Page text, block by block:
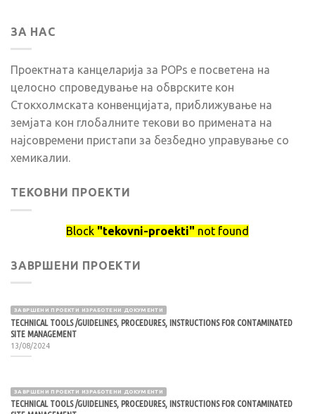
ЗА НАС
Проектната канцеларија за POPs е посветена на
целосно спроведување на обврските кон
Стокхолмската конвенцијата, приближување на
земјата кон глобалните текови во примената на
најсовремени пристапи за безбедно управување со
хемикалии.
ТЕКОВНИ ПРОЕКТИ
Block "tekovni-proekti" not found
ЗАВРШЕНИ ПРОЕКТИ
ЗАВРШЕНИ ПРОЕКТИ ИЗРАБОТЕНИ ДОКУМЕНТИ
TECHNICAL TOOLS /GUIDELINES, PROCEDURES, INSTRUCTIONS FOR CONTAMINATED
SITE MANAGEMENT
13/08/2024
ЗАВРШЕНИ ПРОЕКТИ ИЗРАБОТЕНИ ДОКУМЕНТИ
TECHNICAL TOOLS /GUIDELINES, PROCEDURES, INSTRUCTIONS FOR CONTAMINATED